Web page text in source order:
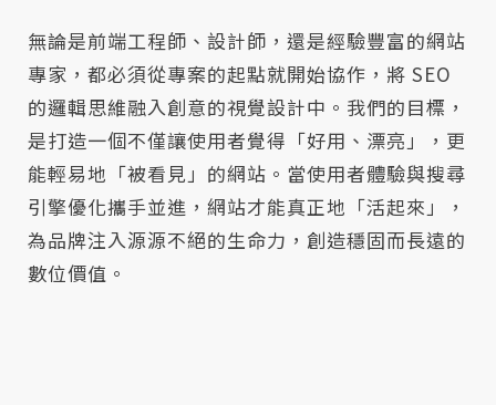
無論是前端工程師、設計師，還是經驗豐富的網站
專家，都必須從專案的起點就開始協作，將 SEO
的邏輯思維融入創意的視覺設計中。我們的目標，
是打造一個不僅讓使用者覺得「好用、漂亮」，更
能輕易地「被看見」的網站。當使用者體驗與搜尋
引擎優化攜手並進，網站才能真正地「活起來」，
為品牌注入源源不絕的生命力，創造穩固而長遠的
數位價值。